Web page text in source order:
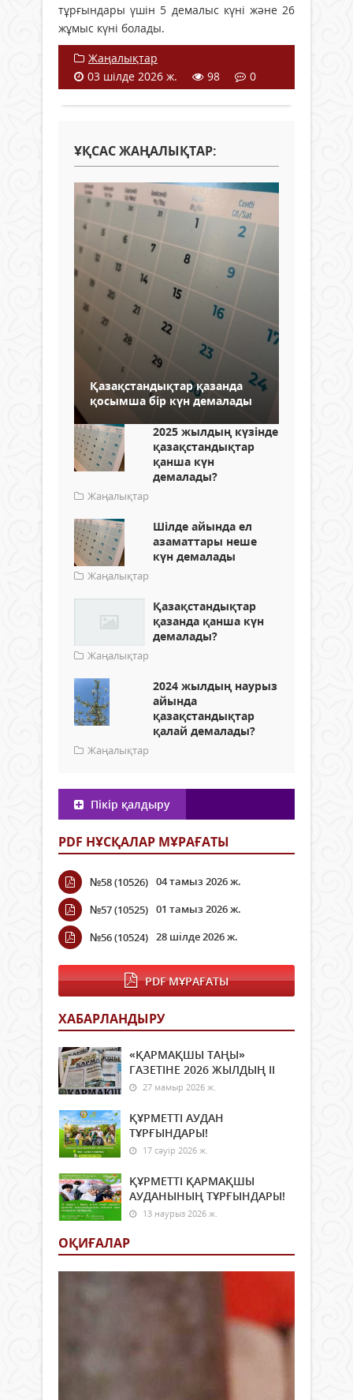
тұрғындары үшін 5 демалыс күні және 26
жұмыс күні болады.
Жаңалықтар
03 шілде 2026 ж.
98 0
ҰҚСАС ЖАҢАЛЫҚТАР:
Қазақстандықтар қазанда
қосымша бір күн демалады
2025 жылдың күзінде
қазақстандықтар
қанша күн
демалады?
Жаңалықтар
Шілде айында ел
азаматтары неше
күн демалады
Жаңалықтар
Қазақстандықтар
қазанда қанша күн
демалады?
Жаңалықтар
2024 жылдың наурыз
айында
қазақстандықтар
қалай демалады?
Жаңалықтар
Пікір қалдыру
PDF НҰСҚАЛАР МҰРАҒАТЫ
№58 (10526) 04 тамыз 2026 ж.
№57 (10525) 01 тамыз 2026 ж.
№56 (10524) 28 шілде 2026 ж.
PDF МҰРАҒАТЫ
ХАБАРЛАНДЫРУ
«ҚАРМАҚШЫ ТАҢЫ»
ГАЗЕТІНЕ 2026 ЖЫЛДЫҢ ІI
27 мамыр 2026 ж.
ҚҰРМЕТТІ АУДАН
ТҰРҒЫНДАРЫ!
17 сәуір 2026 ж.
ҚҰРМЕТТІ ҚАРМАҚШЫ
АУДАНЫНЫҢ ТҰРҒЫНДАРЫ!
13 наурыз 2026 ж.
ОҚИҒАЛАР